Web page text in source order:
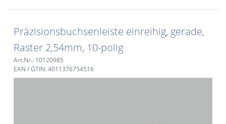
Präzisionsbuchsenleiste einreihig, gerade,
Raster 2,54mm, 10-polig
Art.Nr.: 10120985
EAN / GTIN: 4011376754516